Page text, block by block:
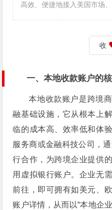
高效、便捷地接入美国市场
收
一、本地收款账户的
本地收款账户是跨境
融基础设施，它从根本上
临的成本高、效率低和体
服务商或金融科技公司，
行合作，为跨境企业提供
用虚拟银行账户。企业无
前往，即可拥有如美元、
账户详情，从而以“本地企